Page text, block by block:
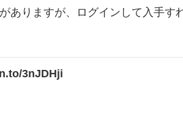
ありますが、ログインして入手す
3nJDHji